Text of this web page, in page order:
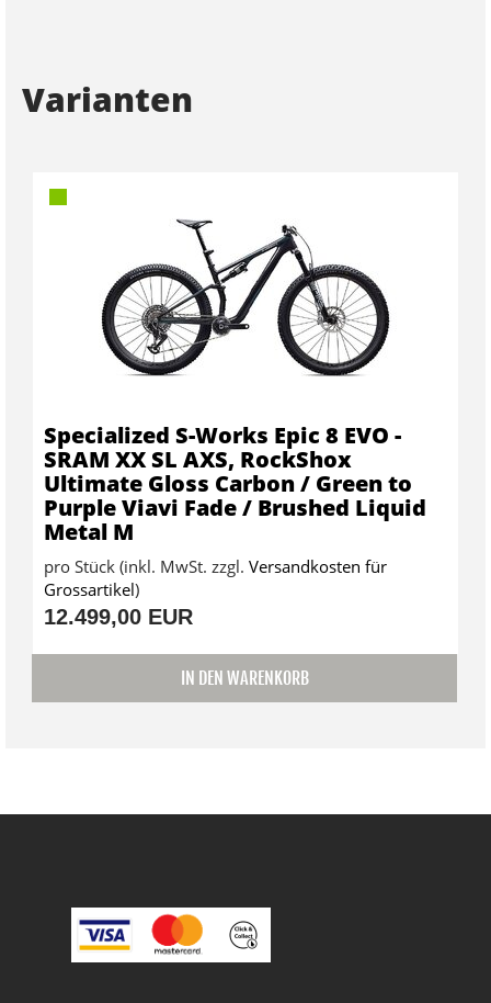
Varianten
Specialized S-Works Epic 8 EVO -
SRAM XX SL AXS, RockShox
Ultimate Gloss Carbon / Green to
Purple Viavi Fade / Brushed Liquid
Metal M
pro Stück (inkl. MwSt. zzgl. Versandkosten für
Grossartikel)
12.499,00 EUR
IN DEN WARENKORB